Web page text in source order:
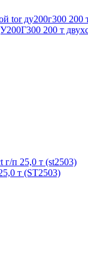
200 т
т (ST2503)